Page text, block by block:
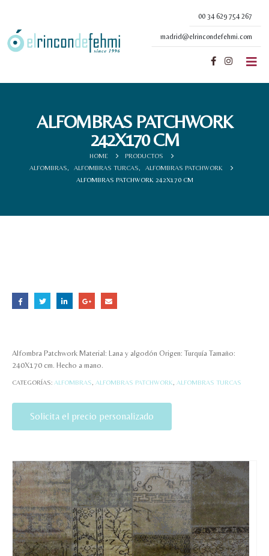
00 34 629 754 267
madrid@elrincondefehmi.com
ALFOMBRAS PATCHWORK
242X170 CM
HOME
PRODUCTOS
ALFOMBRAS
ALFOMBRAS TURCAS
ALFOMBRAS PATCHWORK
ALFOMBRAS PATCHWORK 242X170 CM
Alfombra Patchwork Material: Lana y algodón Origen: Turquía Tamaño:
240X170 cm. Hecho a mano.
CATEGORÍAS: ALFOMBRAS ALFOMBRAS PATCHWORK ALFOMBRAS TURCAS
Solicita el precio personalizado